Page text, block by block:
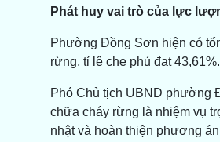
Phát huy vai trò của lực
Phường Đồng Sơn hiện có
rừng, tỉ lệ che phủ đạt 43,61%.
Phó Chủ tịch UBND phường
chữa cháy rừng là nhiệm vụ
nhật và hoàn thiện phương